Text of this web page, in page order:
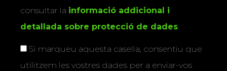
consultar la informació addicional i
detallada sobre protecció de dades.
Si marqueu aquesta casella, consentiu que
utilitzem les vostres dades per a enviar-vos